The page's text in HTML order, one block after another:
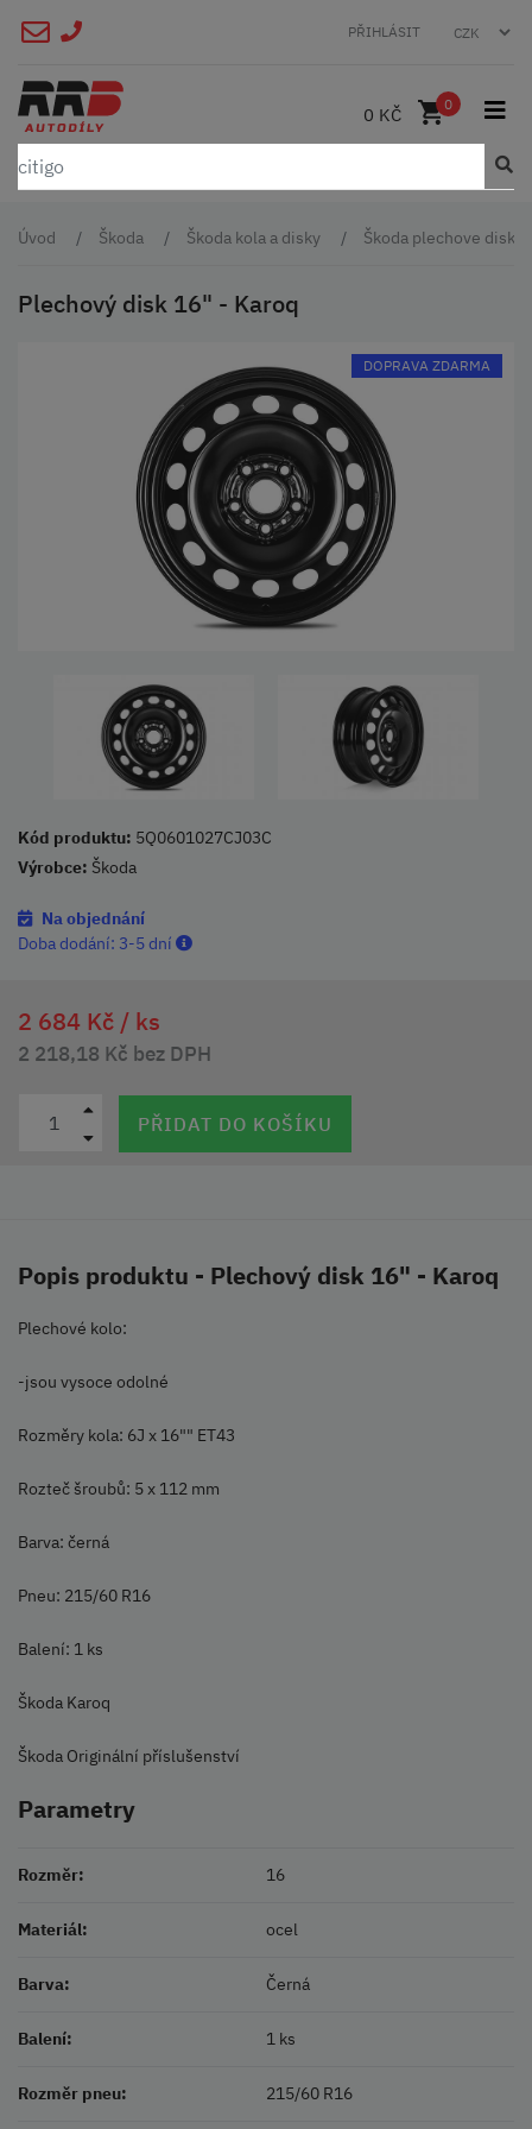
PŘIHLÁSIT
0 KČ 0
Úvod Škoda Škoda kola a disky Škoda plechove disky
Plechový disk 16" - Karoq
DOPRAVA ZDARMA
Kód produktu: 5Q0601027CJ03C
Výrobce: Škoda
Na objednání
Doba dodání: 3-5 dní
2 684 Kč / ks
2 218,18 Kč bez DPH
PŘIDAT DO KOŠÍKU
Popis produktu - Plechový disk 16" - Karoq
Plechové kolo:
-jsou vysoce odolné
Rozměry kola: 6J x 16"" ET43
Rozteč šroubů: 5 x 112 mm
Barva: černá
Pneu: 215/60 R16
Balení: 1 ks
Škoda Karoq
Škoda Originální příslušenství
Parametry
Rozměr: 16
Materiál: ocel
Barva: Černá
Balení: 1 ks
Rozměr pneu: 215/60 R16